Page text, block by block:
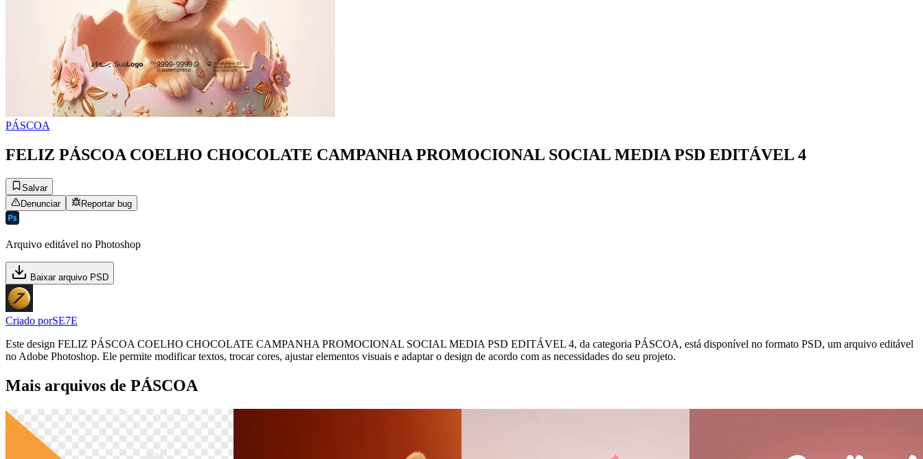
PÁSCOA
FELIZ PÁSCOA COELHO CHOCOLATE CAMPANHA PROMOCIONAL SOCIAL MEDIA PSD EDITÁVEL 4
Salvar
Denunciar
Reportar bug
Arquivo editável no Photoshop
Baixar arquivo PSD
Criado porSE7E
Este design FELIZ PÁSCOA COELHO CHOCOLATE CAMPANHA PROMOCIONAL SOCIAL MEDIA PSD EDITÁVEL 4, da categoria PÁSCOA, está disponível no formato PSD, um arquivo editável
no Adobe Photoshop. Ele permite modificar textos, trocar cores, ajustar elementos visuais e adaptar o design de acordo com as necessidades do seu projeto.
Mais arquivos de PÁSCOA